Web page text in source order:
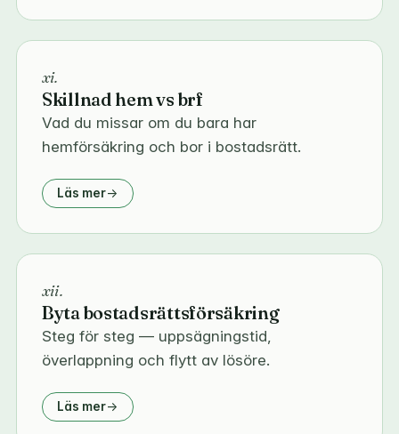
xi.
Skillnad hem vs brf
Vad du missar om du bara har
hemförsäkring och bor i bostadsrätt.
Läs mer
xii.
Byta bostadsrättsförsäkring
Steg för steg — uppsägningstid,
överlappning och flytt av lösöre.
Läs mer